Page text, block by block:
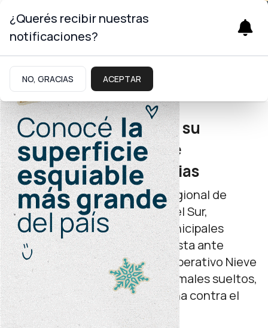
Seguridad
Trabajo coordinado
La región sur fortalece su
estrategia conjunta de
seguridad y emergencias
En la asamblea del Consejo Regional de
Seguridad Ciudadana Lagos del Sur,
autoridades provinciales y municipales
acordaron fortalecer la respuesta ante
emergencias, avanzar con el Operativo Nieve
y coordinar acciones sobre animales sueltos,
prevención de incendios y lucha contra el
narcomenudeo.
¿Querés recibir nuestras
notificaciones?
NO, GRACIAS ACEPTAR